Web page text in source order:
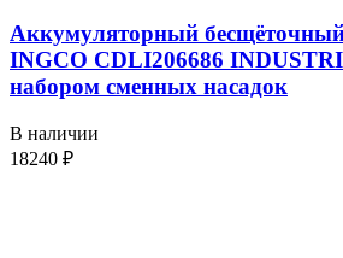
Аккумуляторный
INGCO CDLI206686
набором сменных насадок
В наличии
18240 ₽